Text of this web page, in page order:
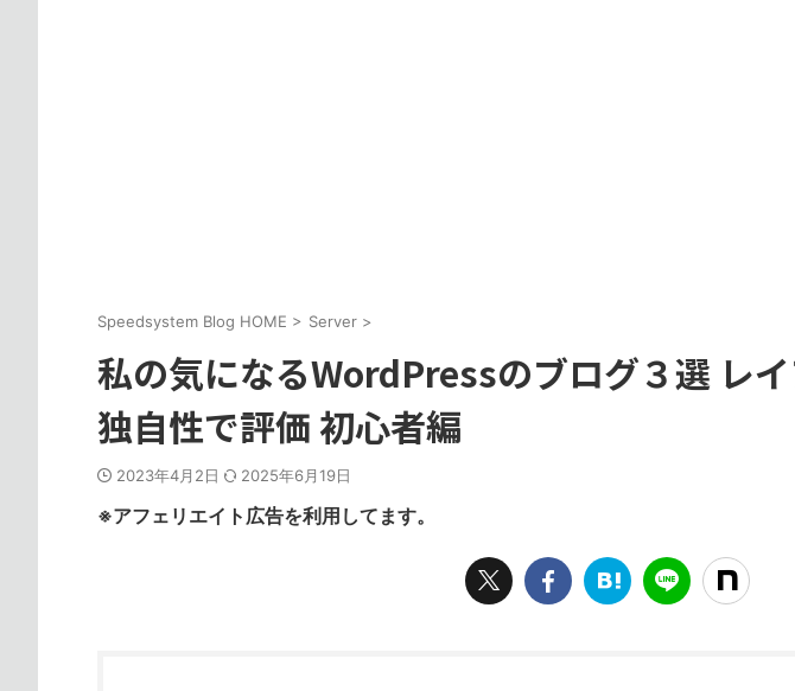
Speedsystem Blog HOME > Server >
私の気になるWordPressのブログ３選 レイ
独自性で評価 初心者編
2023年4月2日 2025年6月19日
※アフェリエイト広告を利用してます。